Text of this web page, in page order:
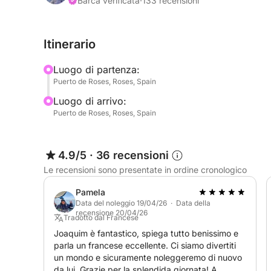
luoghi iconici come Cadaqués o Empuriabrava.
desideri.
- Scopri calette appartate e nuota in acque
- Naviga lungo una delle coste più belle del
- Personalizza liberamente il tuo itinerario per
Ciò che rende questa esperienza unica è il suo
L'imbarcazione è facile da manovrare, efficiente
rilassante che per momenti di divertimento in
Grazie all'esperienza di Joaquim e alla sua
Itinerario
Luogo di partenza:
Puerto de Roses, Roses, Spain
Luogo di arrivo:
Puerto de Roses, Roses, Spain
4.9/5 · 36 recensioni
Le recensioni sono presentate in ordine cronologico
Pamela
Data del noleggio 19/04/26 · Data della
recensione 20/04/26
Tradotto dal Francese
Joaquim è fantastico, spiega tutto benissimo e
parla un francese eccellente. Ci siamo divertiti
un mondo e sicuramente noleggeremo di nuovo